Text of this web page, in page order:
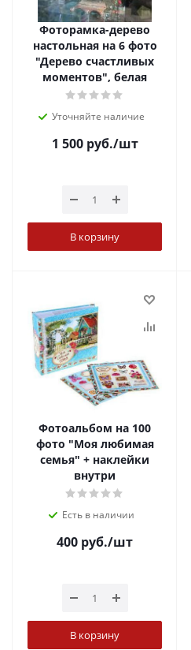
Фоторамка-дерево
настольная на 6 фото
"Дерево счастливых
моментов", белая
Уточняйте наличие
1 500руб./шт
В корзину
Фотоальбом на 100
фото "Моя любимая
семья" + наклейки
внутри
Есть в наличии
400 руб./шт
В корзину